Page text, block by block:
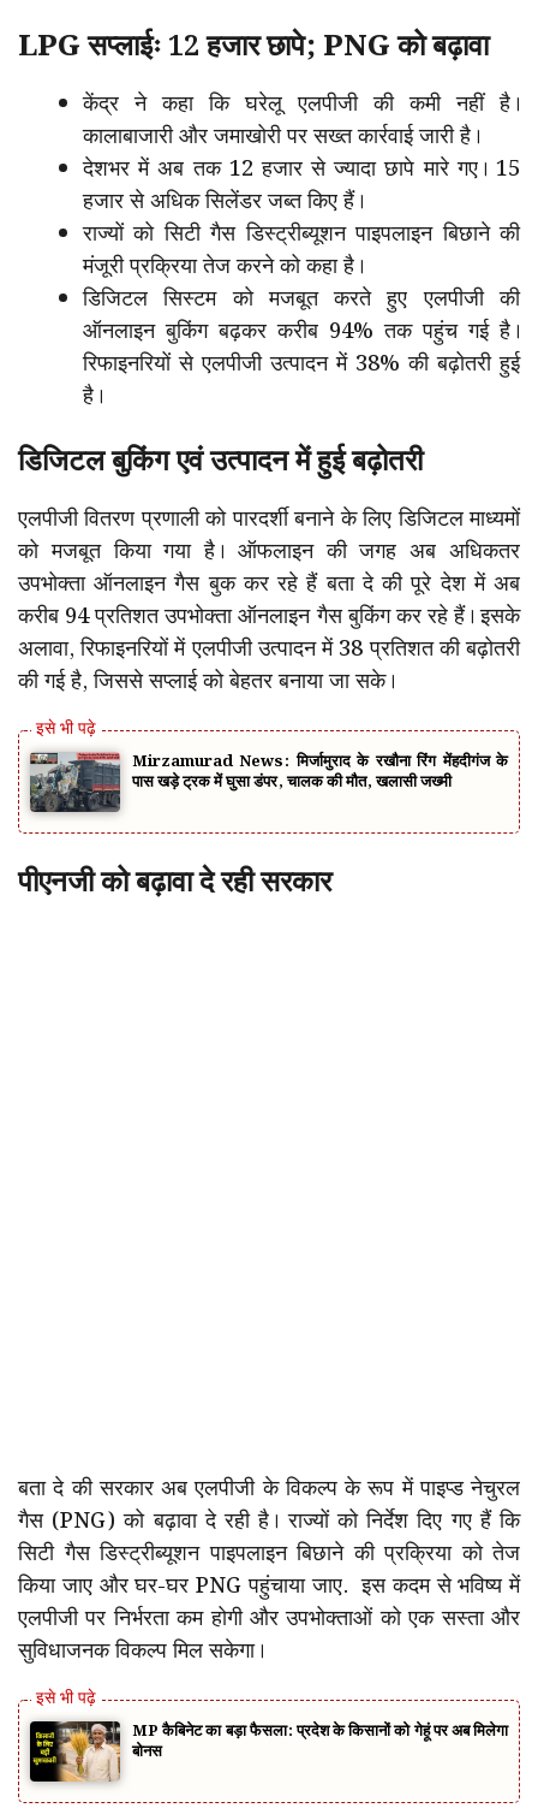
LPG सप्लाईः 12 हजार छापे; PNG को बढ़ावा
केंद्र ने कहा कि घरेलू एलपीजी की कमी नहीं है।
कालाबाजारी और जमाखोरी पर सख्त कार्रवाई जारी है।
देशभर में अब तक 12 हजार से ज्यादा छापे मारे गए। 15
हजार से अधिक सिलेंडर जब्त किए हैं।
राज्यों को सिटी गैस डिस्ट्रीब्यूशन पाइपलाइन बिछाने की
मंजूरी प्रक्रिया तेज करने को कहा है।
डिजिटल सिस्टम को मजबूत करते हुए एलपीजी की
ऑनलाइन बुकिंग बढ़कर करीब 94% तक पहुंच गई है।
रिफाइनरियों से एलपीजी उत्पादन में 38% की बढ़ोतरी हुई
है।
डिजिटल बुकिंग एवं उत्पादन में हुई बढ़ोतरी
एलपीजी वितरण प्रणाली को पारदर्शी बनाने के लिए डिजिटल माध्यमों
को मजबूत किया गया है। ऑफलाइन की जगह अब अधिकतर
उपभोक्ता ऑनलाइन गैस बुक कर रहे हैं बता दे की पूरे देश में अब
करीब 94 प्रतिशत उपभोक्ता ऑनलाइन गैस बुकिंग कर रहे हैं। इसके
अलावा, रिफाइनरियों में एलपीजी उत्पादन में 38 प्रतिशत की बढ़ोतरी
की गई है, जिससे सप्लाई को बेहतर बनाया जा सके।
Mirzamurad News: मिर्जामुराद के रखौना रिंग मेंहदीगंज के
पास खड़े ट्रक में घुसा डंपर, चालक की मौत, खलासी जख्मी
पीएनजी को बढ़ावा दे रही सरकार
बता दे की सरकार अब एलपीजी के विकल्प के रूप में पाइप्ड नेचुरल
गैस (PNG) को बढ़ावा दे रही है। राज्यों को निर्देश दिए गए हैं कि
सिटी गैस डिस्ट्रीब्यूशन पाइपलाइन बिछाने की प्रक्रिया को तेज
किया जाए और घर-घर PNG पहुंचाया जाए. इस कदम से भविष्य में
एलपीजी पर निर्भरता कम होगी और उपभोक्ताओं को एक सस्ता और
सुविधाजनक विकल्प मिल सकेगा।
MP कैबिनेट का बड़ा फैसला: प्रदेश के किसानों को गेहूं पर अब मिलेगा
बोनस